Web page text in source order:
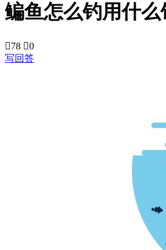
鳊鱼怎么钓用什么
78 0
写回答